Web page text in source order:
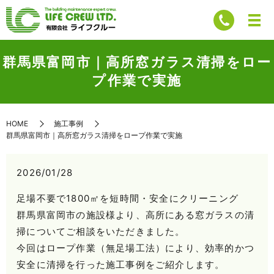
群馬県富岡市｜高所窓ガラス清掃をロー
プ作業で実施
HOME
施工事例
群馬県富岡市｜高所窓ガラス清掃をロープ作業で実施
2026/01/28
足場不要で1800㎡を短時間・安全にクリーニング
群馬県富岡市の施設様より、高所にある窓ガラスの清
掃についてご相談をいただきました。
今回はロープ作業（無足場工法）により、効率的かつ
安全に清掃を行った施工事例をご紹介します。